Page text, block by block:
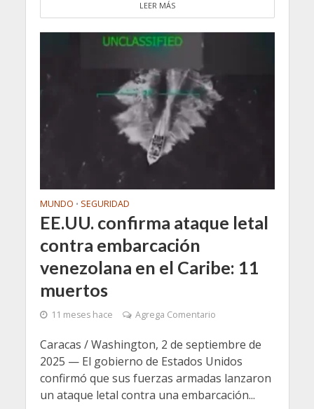
LEER MÁS
MUNDO • SEGURIDAD
EE.UU. confirma ataque letal
contra embarcación
venezolana en el Caribe: 11
muertos
11 meses hace Agrega Comentario
Caracas / Washington, 2 de septiembre de
2025 — El gobierno de Estados Unidos
confirmó que sus fuerzas armadas lanzaron
un ataque letal contra una embarcación...